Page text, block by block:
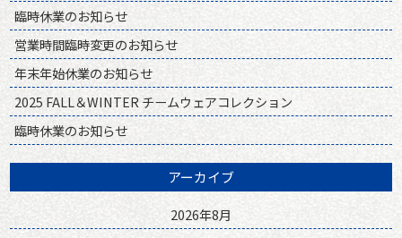
臨時休業のお知らせ
営業時間臨時変更のお知らせ
年末年始休業のお知らせ
2025 FALL＆WINTER チームウェアコレクション
臨時休業のお知らせ
アーカイブ
2026年8月